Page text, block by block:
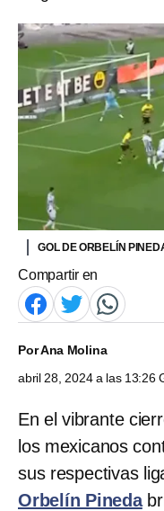
GOL DE ORBELÍN
Compartir en
PorAna Molina
abril 28, 2024 a las 13:26
En el vibrante
los mexicanos
sus respectivas
Orbelín Pineda